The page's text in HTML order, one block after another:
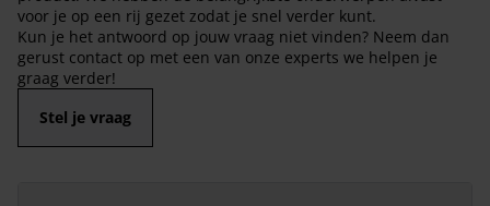
voor je op een rij gezet zodat je snel verder kunt.
Kun je het antwoord op jouw vraag niet vinden? Neem dan
gerust contact op met een van onze experts we helpen je
graag verder!
Stel je vraag